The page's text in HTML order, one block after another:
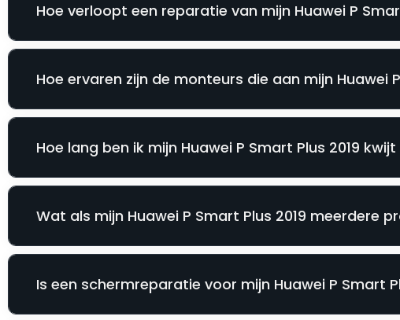
Hoe verloopt een reparatie van mijn Huawei P
Hoe ervaren zijn de monteurs die aan mijn Huawei
Hoe lang ben ik mijn Huawei P Smart Plus 2019
Wat als mijn Huawei P Smart Plus 2019 meerdere
Is een schermreparatie voor mijn Huawei P Smart